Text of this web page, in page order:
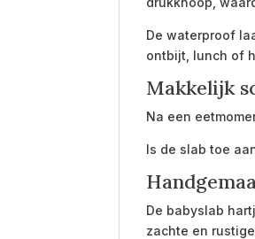
De waterproof
ontbijt, lunch of
Makkelijk
Na een
Is de slab toe
De babyslab
zachte en